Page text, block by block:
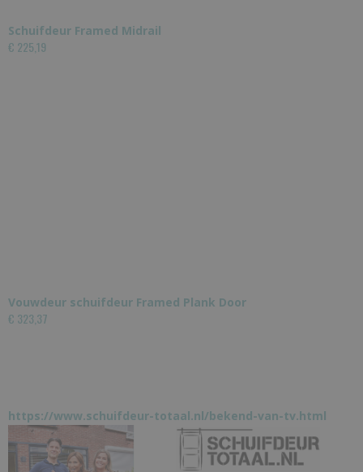
Schuifdeur Framed Midrail
€ 225,19
Vouwdeur schuifdeur Framed Plank Door
€ 323,37
https://www.schuifdeur-totaal.nl/bekend-van-tv.html